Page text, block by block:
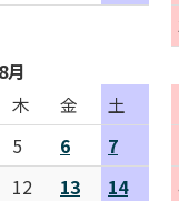
月
木 金
土
5 6
7
12 13
14